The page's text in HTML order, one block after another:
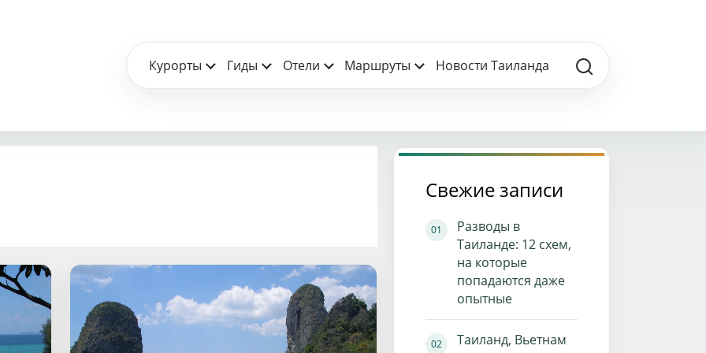
Курорты Гиды Отели Маршруты Новости Таиланда
Свежие записи
Разводы в
Таиланде: 12 схем,
на которые
попадаются даже
опытные
Таиланд, Вьетнам